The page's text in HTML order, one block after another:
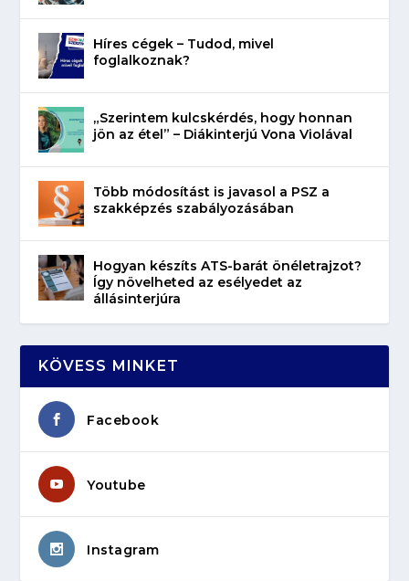
Híres cégek – Tudod, mivel
foglalkoznak?
„Szerintem kulcskérdés, hogy honnan
jön az étel” – Diákinterjú Vona Violával
Több módosítást is javasol a PSZ a
szakképzés szabályozásában
Hogyan készíts ATS-barát önéletrajzot?
Így növelheted az esélyedet az
állásinterjúra
KÖVESS MINKET
Facebook
Youtube
Instagram